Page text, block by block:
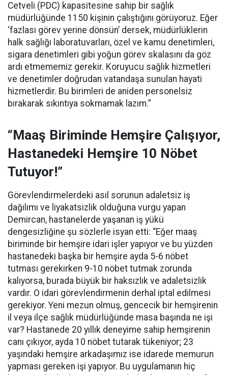
Cetveli (PDC) kapasitesine sahip bir sağlık
müdürlüğünde 1150 kişinin çalıştığını görüyoruz. Eğer
‘fazlası görev yerine dönsün’ dersek, müdürlüklerin
halk sağlığı laboratuvarları, özel ve kamu denetimleri,
sigara denetimleri gibi yoğun görev skalasını da göz
ardı etmememiz gerekir. Koruyucu sağlık hizmetleri
ve denetimler doğrudan vatandaşa sunulan hayati
hizmetlerdir. Bu birimleri de aniden personelsiz
bırakarak sıkıntıya sokmamak lazım.”
“Maaş Biriminde Hemşire Çalışıyor,
Hastanedeki Hemşire 10 Nöbet
Tutuyor!”
Görevlendirmelerdeki asıl sorunun adaletsiz iş
dağılımı ve liyakatsizlik olduğuna vurgu yapan
Demircan, hastanelerde yaşanan iş yükü
dengesizliğine şu sözlerle isyan etti: “Eğer maaş
biriminde bir hemşire idari işler yapıyor ve bu yüzden
hastanedeki başka bir hemşire ayda 5-6 nöbet
tutması gerekirken 9-10 nöbet tutmak zorunda
kalıyorsa, burada büyük bir haksızlık ve adaletsizlik
vardır. O idari görevlendirmenin derhal iptal edilmesi
gerekiyor. Yeni mezun olmuş, gencecik bir hemşirenin
il veya ilçe sağlık müdürlüğünde masa başında ne işi
var? Hastanede 20 yıllık deneyime sahip hemşirenin
canı çıkıyor, ayda 10 nöbet tutarak tükeniyor; 23
yaşındaki hemşire arkadaşımız ise idarede memurun
yapması gereken işi yapıyor. Bu uygulamanın hiç